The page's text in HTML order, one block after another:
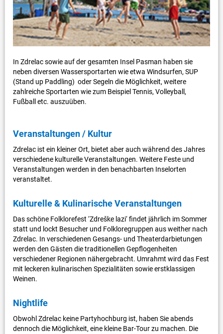
In Zdrelac sowie auf der gesamten Insel Pasman haben sie
neben diversen Wassersportarten wie etwa Windsurfen, SUP
(Stand up Paddling) oder Segeln die Möglichkeit, weitere
zahlreiche Sportarten wie zum Beispiel Tennis, Volleyball,
Fußball etc. auszuüben.
Veranstaltungen / Kultur
Zdrelac ist ein kleiner Ort, bietet aber auch während des Jahres
verschiedene kulturelle Veranstaltungen. Weitere Feste und
Veranstaltungen werden in den benachbarten Inselorten
veranstaltet.
Kulturelle & Kulinarische Veranstaltungen
Das schöne Folklorefest ‘Zdreške lazi‘ findet jährlich im Sommer
statt und lockt Besucher und Folkloregruppen aus weither nach
Zdrelac. In verschiedenen Gesangs- und Theaterdarbietungen
werden den Gästen die traditionellen Gepflogenheiten
verschiedener Regionen nähergebracht. Umrahmt wird das Fest
mit leckeren kulinarischen Spezialitäten sowie erstklassigen
Weinen.
Nightlife
Obwohl Zdrelac keine Partyhochburg ist, haben Sie abends
dennoch die Möglichkeit, eine kleine Bar-Tour zu machen. Die